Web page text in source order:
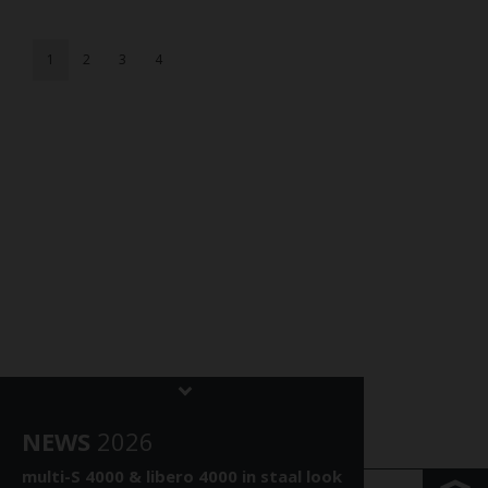
1 2 3 4
NEWS 2026
multi-S 4000 & libero 4000 in staal look